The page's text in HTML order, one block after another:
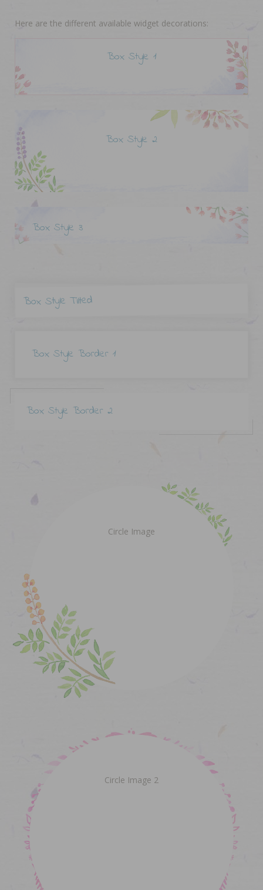
Here are the different available widget decorations:
Box Style 1
Box Style 2
Box Style 3
Box Style Tilted
Box Style Border 1
Box Style Border 2
Circle Image
Circle Image 2